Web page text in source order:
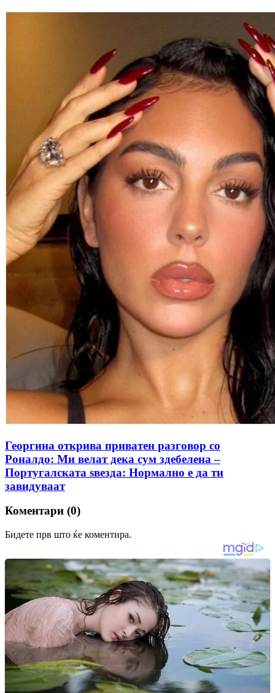
Георгина открива приватен разговор со
Роналдо: Ми велат дека сум здебелена –
Португалската ѕвезда: Нормално е да ти
завидуваат
Коментари (0)
Бидете прв што ќе коментира.